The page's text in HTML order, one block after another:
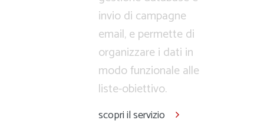
invio di campagne
email, e permette di
organizzare i dati in
modo funzionale alle
liste-obiettivo.
scopri il servizio